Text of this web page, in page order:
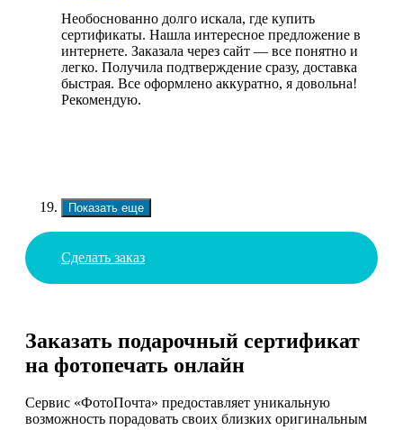
Необоснованно долго искала, где купить
сертификаты. Нашла интересное предложение в
интернете. Заказала через сайт — все понятно и
легко. Получила подтверждение сразу, доставка
быстрая. Все оформлено аккуратно, я довольна!
Рекомендую.
Показать еще
Сделать заказ
Заказать подарочный сертификат
на фотопечать онлайн
Сервис «ФотоПочта» предоставляет уникальную
возможность порадовать своих близких оригинальным